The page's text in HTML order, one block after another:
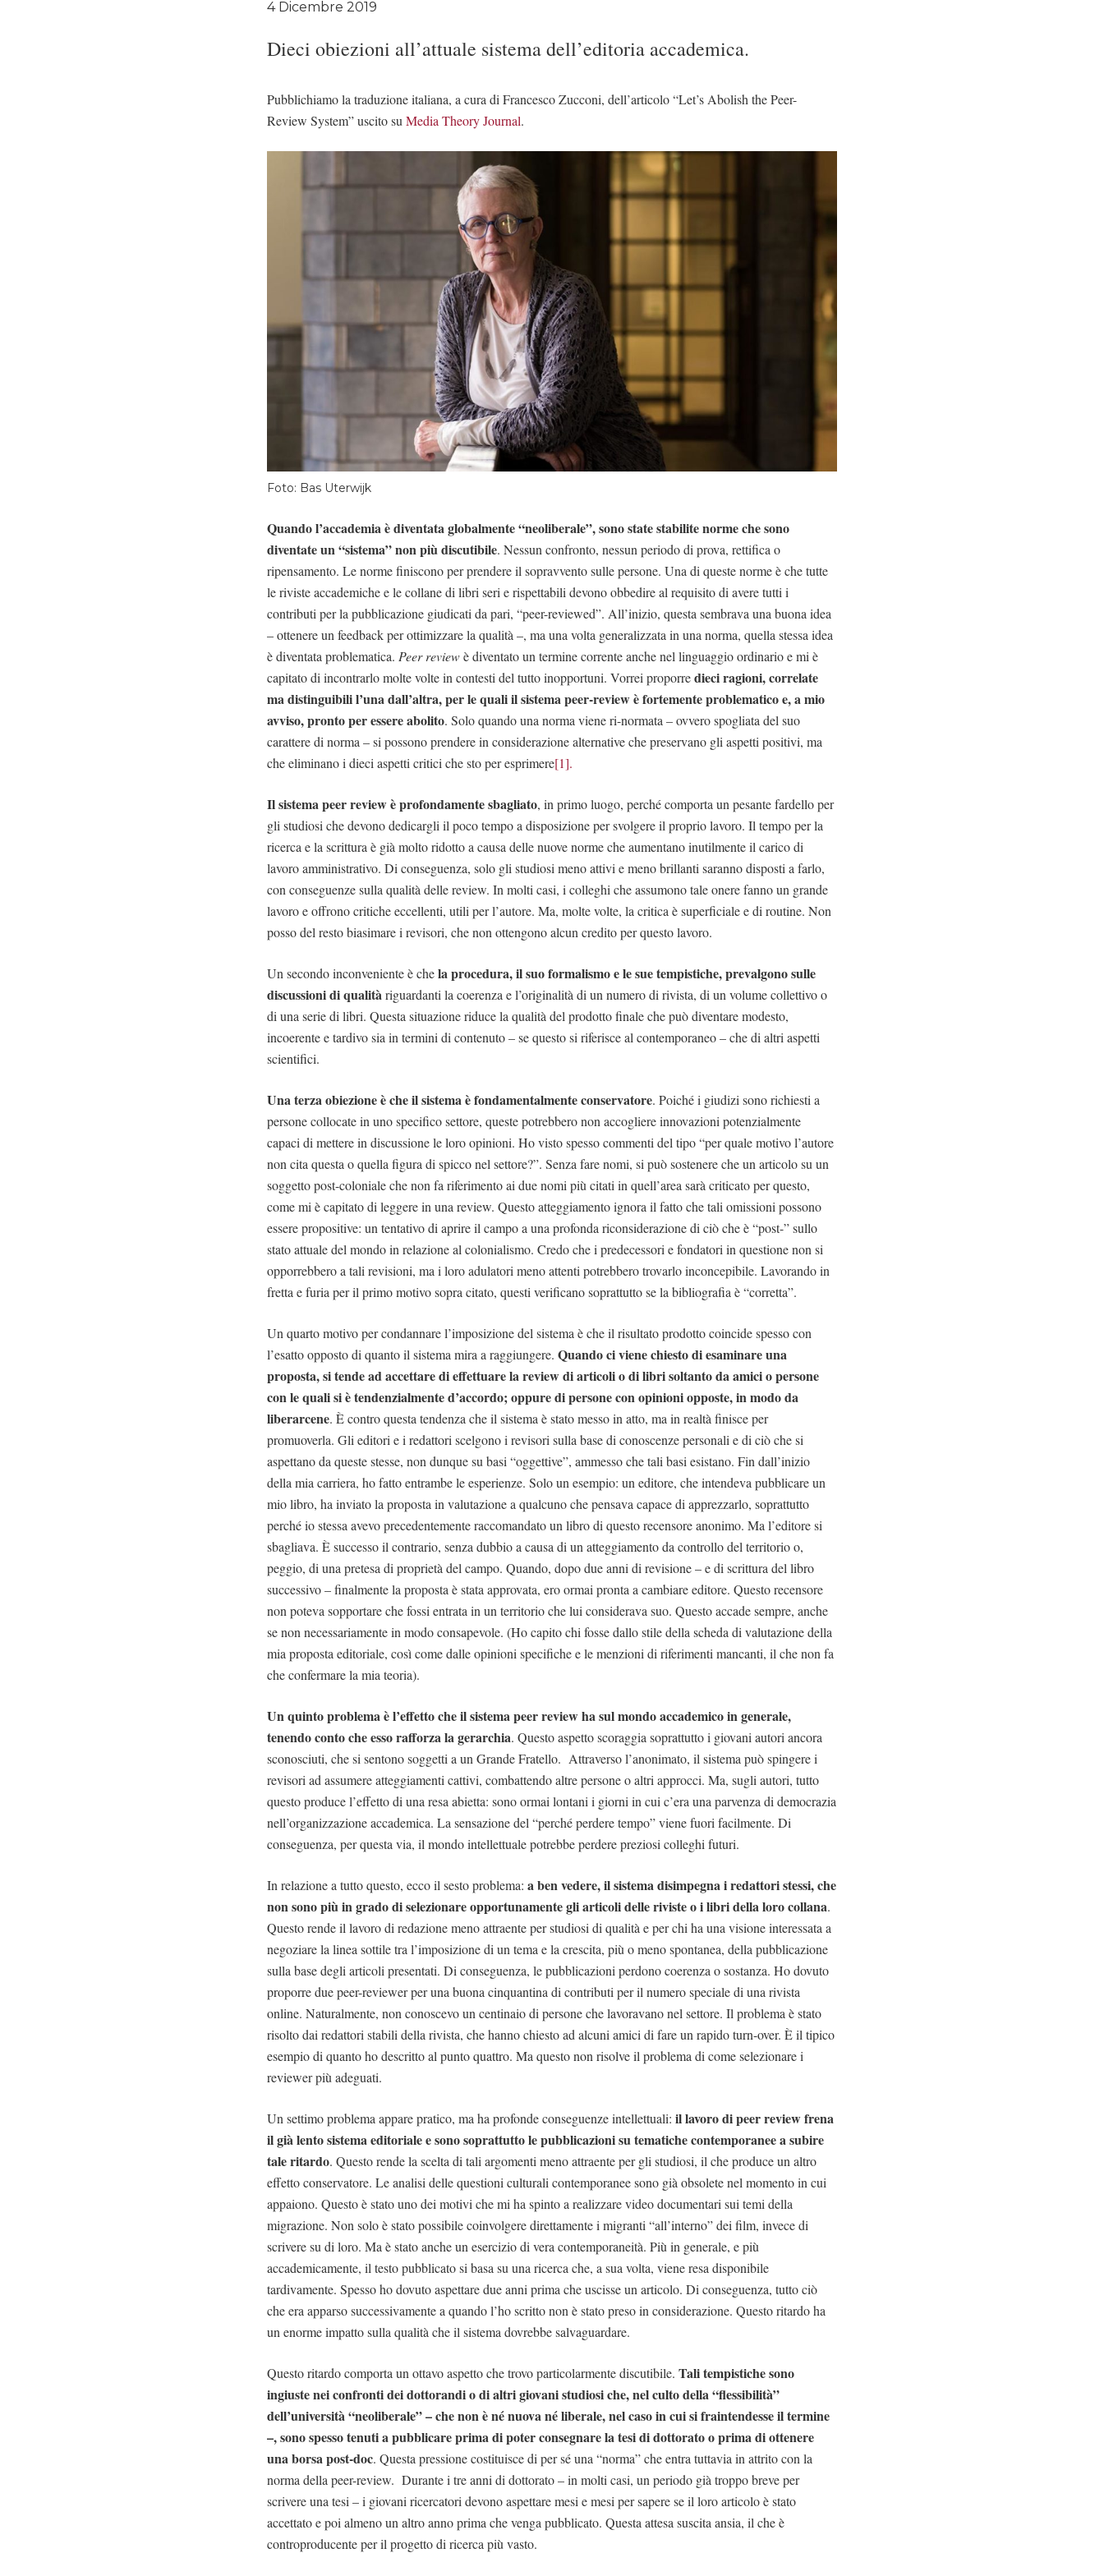
4 Dicembre 2019
Dieci obiezioni all’attuale sistema dell’editoria accademica.
Pubblichiamo la traduzione italiana, a cura di Francesco Zucconi, dell’articolo “Let’s Abolish the Peer-
Review System” uscito suMedia Theory Journal.
Foto: Bas Uterwijk
Quando l’accademia è diventata globalmente “neoliberale”, sono state stabilite norme che sono
diventate un “sistema” non più discutibile. Nessun confronto, nessun periodo di prova, rettifica o
ripensamento. Le norme finiscono per prendere il sopravvento sulle persone. Una di queste norme è che tutte
le riviste accademiche e le collane di libri seri e rispettabili devono obbedire al requisito di avere tutti i
contributi per la pubblicazione giudicati da pari, “peer-reviewed”. All’inizio, questa sembrava una buona idea
– ottenere un feedback per ottimizzare la qualità –, ma una volta generalizzata in una norma, quella stessa idea
è diventata problematica. Peer reviewè diventato un termine corrente anche nel linguaggio ordinario e mi è
capitato di incontrarlo molte volte in contesti del tutto inopportuni. Vorrei proporredieci ragioni, correlate
ma distinguibili l’una dall’altra, per le quali il sistema peer-review è fortemente problematico e, a mio
avviso, pronto per essere abolito. Solo quando una norma viene ri-normata – ovvero spogliata del suo
carattere di norma – si possono prendere in considerazione alternative che preservano gli aspetti positivi, ma
che eliminano i dieci aspetti critici che sto per esprimere[1].
Il sistema peer review è profondamente sbagliato, in primo luogo, perché comporta un pesante fardello per
gli studiosi che devono dedicargli il poco tempo a disposizione per svolgere il proprio lavoro. Il tempo per la
ricerca e la scrittura è già molto ridotto a causa delle nuove norme che aumentano inutilmente il carico di
lavoro amministrativo. Di conseguenza, solo gli studiosi meno attivi e meno brillanti saranno disposti a farlo,
con conseguenze sulla qualità delle review. In molti casi, i colleghi che assumono tale onere fanno un grande
lavoro e offrono critiche eccellenti, utili per l’autore. Ma, molte volte, la critica è superficiale e di routine. Non
posso del resto biasimare i revisori, che non ottengono alcun credito per questo lavoro.
Un secondo inconveniente è chela procedura, il suo formalismo e le sue tempistiche, prevalgono sulle
discussioni di qualitàriguardanti la coerenza e l’originalità di un numero di rivista, di un volume collettivo o
di una serie di libri. Questa situazione riduce la qualità del prodotto finale che può diventare modesto,
incoerente e tardivo sia in termini di contenuto – se questo si riferisce al contemporaneo – che di altri aspetti
scientifici.
Una terza obiezione è che il sistema è fondamentalmente conservatore. Poiché i giudizi sono richiesti a
persone collocate in uno specifico settore, queste potrebbero non accogliere innovazioni potenzialmente
capaci di mettere in discussione le loro opinioni. Ho visto spesso commenti del tipo “per quale motivo l’autore
non cita questa o quella figura di spicco nel settore?”. Senza fare nomi, si può sostenere che un articolo su un
soggetto post-coloniale che non fa riferimento ai due nomi più citati in quell’area sarà criticato per questo,
come mi è capitato di leggere in una review. Questo atteggiamento ignora il fatto che tali omissioni possono
essere propositive: un tentativo di aprire il campo a una profonda riconsiderazione di ciò che è “post-” sullo
stato attuale del mondo in relazione al colonialismo. Credo che i predecessori e fondatori in questione non si
opporrebbero a tali revisioni, ma i loro adulatori meno attenti potrebbero trovarlo inconcepibile. Lavorando in
fretta e furia per il primo motivo sopra citato, questi verificano soprattutto se la bibliografia è “corretta”.
Un quarto motivo per condannare l’imposizione del sistema è che il risultato prodotto coincide spesso con
l’esatto opposto di quanto il sistema mira a raggiungere.Quando ci viene chiesto di esaminare una
proposta, si tende ad accettare di effettuare la review di articoli o di libri soltanto da amici o persone
con le quali si è tendenzialmente d’accordo; oppure di persone con opinioni opposte, in modo da
liberarcene. È contro questa tendenza che il sistema è stato messo in atto, ma in realtà finisce per
promuoverla. Gli editori e i redattori scelgono i revisori sulla base di conoscenze personali e di ciò che si
aspettano da queste stesse, non dunque su basi “oggettive”, ammesso che tali basi esistano. Fin dall’inizio
della mia carriera, ho fatto entrambe le esperienze. Solo un esempio: un editore, che intendeva pubblicare un
mio libro, ha inviato la proposta in valutazione a qualcuno che pensava capace di apprezzarlo, soprattutto
perché io stessa avevo precedentemente raccomandato un libro di questo recensore anonimo. Ma l’editore si
sbagliava. È successo il contrario, senza dubbio a causa di un atteggiamento da controllo del territorio o,
peggio, di una pretesa di proprietà del campo. Quando, dopo due anni di revisione – e di scrittura del libro
successivo – finalmente la proposta è stata approvata, ero ormai pronta a cambiare editore. Questo recensore
non poteva sopportare che fossi entrata in un territorio che lui considerava suo. Questo accade sempre, anche
se non necessariamente in modo consapevole. (Ho capito chi fosse dallo stile della scheda di valutazione della
mia proposta editoriale, così come dalle opinioni specifiche e le menzioni di riferimenti mancanti, il che non fa
che confermare la mia teoria).
Un quinto problema è l’effetto che il sistema peer review ha sul mondo accademico in generale,
tenendo conto che esso rafforza la gerarchia. Questo aspetto scoraggia soprattutto i giovani autori ancora
sconosciuti, che si sentono soggetti a un Grande Fratello. Attraverso l’anonimato, il sistema può spingere i
revisori ad assumere atteggiamenti cattivi, combattendo altre persone o altri approcci. Ma, sugli autori, tutto
questo produce l’effetto di una resa abietta: sono ormai lontani i giorni in cui c’era una parvenza di democrazia
nell’organizzazione accademica. La sensazione del “perché perdere tempo” viene fuori facilmente. Di
conseguenza, per questa via, il mondo intellettuale potrebbe perdere preziosi colleghi futuri.
In relazione a tutto questo, ecco il sesto problema:a ben vedere, il sistema disimpegna i redattori stessi, che
non sono più in grado di selezionare opportunamente gli articoli delle riviste o i libri della loro collana.
Questo rende il lavoro di redazione meno attraente per studiosi di qualità e per chi ha una visione interessata a
negoziare la linea sottile tra l’imposizione di un tema e la crescita, più o meno spontanea, della pubblicazione
sulla base degli articoli presentati. Di conseguenza, le pubblicazioni perdono coerenza o sostanza. Ho dovuto
proporre due peer-reviewer per una buona cinquantina di contributi per il numero speciale di una rivista
online. Naturalmente, non conoscevo un centinaio di persone che lavoravano nel settore. Il problema è stato
risolto dai redattori stabili della rivista, che hanno chiesto ad alcuni amici di fare un rapido turn-over. È il tipico
esempio di quanto ho descritto al punto quattro. Ma questo non risolve il problema di come selezionare i
reviewer più adeguati.
Un settimo problema appare pratico, ma ha profonde conseguenze intellettuali:il lavoro di peer review frena
il già lento sistema editoriale e sono soprattutto le pubblicazioni su tematiche contemporanee a subire
tale ritardo. Questo rende la scelta di tali argomenti meno attraente per gli studiosi, il che produce un altro
effetto conservatore. Le analisi delle questioni culturali contemporanee sono già obsolete nel momento in cui
appaiono. Questo è stato uno dei motivi che mi ha spinto a realizzare video documentari sui temi della
migrazione. Non solo è stato possibile coinvolgere direttamente i migranti “all’interno” dei film, invece di
scrivere su di loro. Ma è stato anche un esercizio di vera contemporaneità. Più in generale, e più
accademicamente, il testo pubblicato si basa su una ricerca che, a sua volta, viene resa disponibile
tardivamente. Spesso ho dovuto aspettare due anni prima che uscisse un articolo. Di conseguenza, tutto ciò
che era apparso successivamente a quando l’ho scritto non è stato preso in considerazione. Questo ritardo ha
un enorme impatto sulla qualità che il sistema dovrebbe salvaguardare.
Questo ritardo comporta un ottavo aspetto che trovo particolarmente discutibile.Tali tempistiche sono
ingiuste nei confronti dei dottorandi o di altri giovani studiosi che, nel culto della “flessibilità”
dell’università “neoliberale” – che non è né nuova né liberale, nel caso in cui si fraintendesse il termine
–, sono spesso tenuti a pubblicare prima di poter consegnare la tesi di dottorato o prima di ottenere
una borsa post-doc. Questa pressione costituisce di per sé una “norma” che entra tuttavia in attrito con la
norma della peer-review. Durante i tre anni di dottorato – in molti casi, un periodo già troppo breve per
scrivere una tesi – i giovani ricercatori devono aspettare mesi e mesi per sapere se il loro articolo è stato
accettato e poi almeno un altro anno prima che venga pubblicato. Questa attesa suscita ansia, il che è
controproducente per il progetto di ricerca più vasto.